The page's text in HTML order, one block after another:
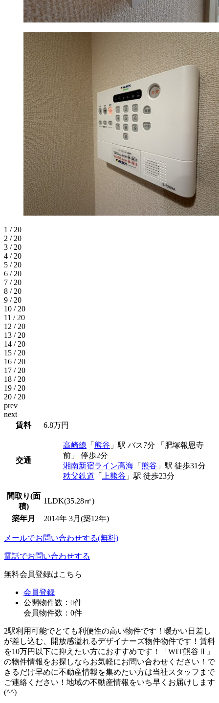
1 / 20
2 / 20
3 / 20
4 / 20
5 / 20
6 / 20
7 / 20
8 / 20
9 / 20
10 / 20
11 / 20
12 / 20
13 / 20
14 / 20
15 / 20
16 / 20
17 / 20
18 / 20
19 / 20
20 / 20
prev
next
賃料
6.8万円
交通
高崎線 「 熊谷 」駅 バス7分 「肥塚報恩寺
前」 停歩2分
湘南新宿ライン高海 「 熊谷 」駅 徒歩31分
秩父鉄道 「 上熊谷 」駅 徒歩23分
間取り(面
積)
1LDK(35.28㎡)
築年月 2014年 3月(築12年)
メールでお問い合わせする(無料)
電話でお問い合わせする
無料会員登録はこちら
会員登録
公開物件数： 0件
会員物件数： 0件
2駅利用可能でとても利便性の高い物件です！暖かい日差し
が差し込む、開放感溢れるデザイナーズ物件物件です！賃料
を10万円以下に抑えたい方におすすめです！「WIT熊谷Ⅱ」
の物件情報をお探しならお気軽にお問い合わせください！で
きるだけ早めに不動産情報を集めたい方は当社スタッフまで
ご連絡ください！地域の不動産情報をいち早くお届けします
(^^)